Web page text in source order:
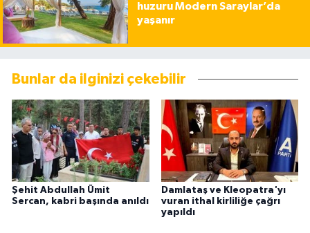
huzuru Modern Saraylar’da
yaşanır
Bunlar da ilginizi çekebilir
Şehit Abdullah Ümit
Sercan, kabri başında anıldı
Damlataş ve Kleopatra'yı
vuran ithal kirliliğe çağrı
yapıldı